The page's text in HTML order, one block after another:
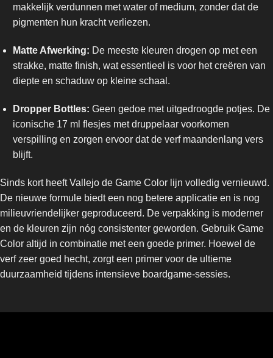
makkelijk verdunnen met water of medium, zonder dat de
pigmenten hun kracht verliezen.
Matte Afwerking: De meeste kleuren drogen op met een
strakke, matte finish, wat essentieel is voor het creëren van
diepte en schaduw op kleine schaal.
Dropper Bottles: Geen gedoe met uitgedroogde potjes. De
iconische 17 ml flesjes met druppelaar voorkomen
verspilling en zorgen ervoor dat de verf maandenlang vers
blijft.
Sinds kort heeft Vallejo de Game Color lijn volledig vernieuwd.
De nieuwe formule biedt een nog betere applicatie en is nog
milieuvriendelijker geproduceerd. De verpakking is moderner
en de kleuren zijn nóg consistenter geworden. Gebruik Game
Color altijd in combinatie met een goede primer. Hoewel de
verf zeer goed hecht, zorgt een primer voor de ultieme
duurzaamheid tijdens intensieve boardgame-sessies.